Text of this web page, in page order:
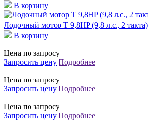
В корзину
Лодочный мотор T 9,8HP (9,8 л.с., 2 такта)
В корзину
Цена по запросу
Запросить цену Подробнее
Цена по запросу
Запросить цену Подробнее
Цена по запросу
Запросить цену Подробнее